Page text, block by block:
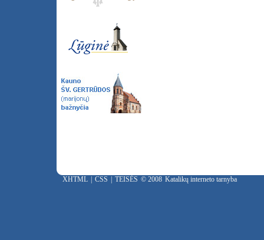
XHTML CSS TEISĖS © 2008 Katalikų interneto tarnyba